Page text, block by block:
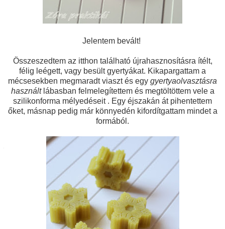
Jelentem bevált!
Összeszedtem az itthon található újrahasznosításra ítélt,
félig leégett, vagy besült gyertyákat. Kikapargattam a
mécsesekben megmaradt viaszt és egy gyertyaolvasztásra
használt lábasban felmelegítettem és megtöltöttem vele a
szilikonforma mélyedéseit . Egy éjszakán át pihentettem
őket, másnap pedig már könnyedén kifordítgattam mindet a
formából.